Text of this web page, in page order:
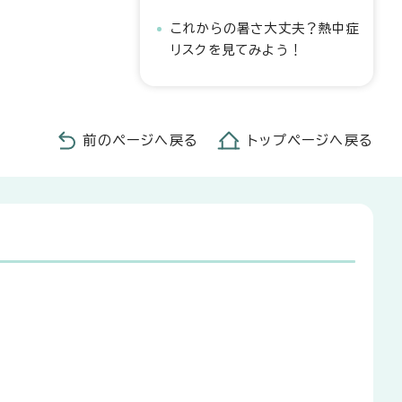
これからの暑さ大丈夫？熱中症
リスクを見てみよう！
前のページへ戻る トップページへ戻る